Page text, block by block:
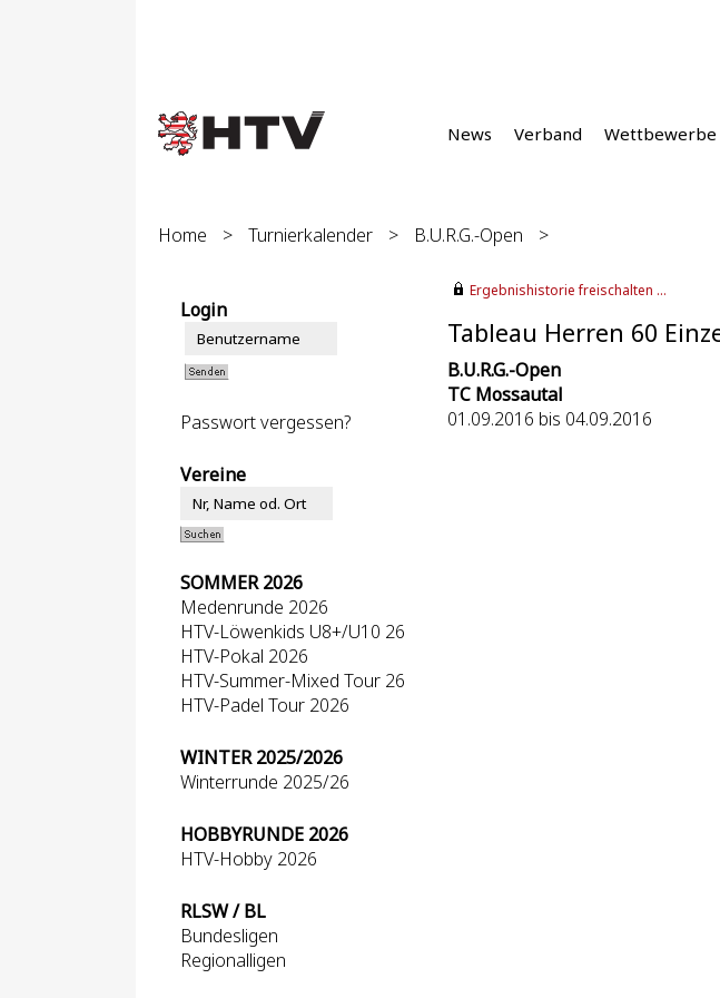
News Verband Wettbewerbe
Home > Turnierkalender > B.U.R.G.-Open >
Login
Passwort vergessen?
Vereine
SOMMER 2026
Medenrunde 2026
HTV-Löwenkids U8+/U10 26
HTV-Pokal 2026
HTV-Summer-Mixed Tour 26
HTV-Padel Tour 2026
WINTER 2025/2026
Winterrunde 2025/26
HOBBYRUNDE 2026
HTV-Hobby 2026
RLSW / BL
Bundesligen
Regionalligen
Ergebnishistorie freischalten ...
Tableau Herren 60
B.U.R.G.-Open
TC Mossautal
01.09.2016 bis 04.09.2016